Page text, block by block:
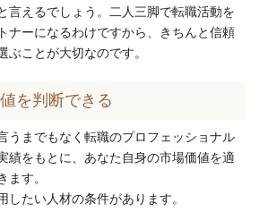
言えるでしょう。二人三脚で転職活動を
ナーになるわけですから、きちんと信頼
ぶことが大切なのです。
を判断できる
うまでもなく転職のプロフェッショナル
績をもとに、あなた自身の市場価値を適
ます。
したい人材の条件があります。